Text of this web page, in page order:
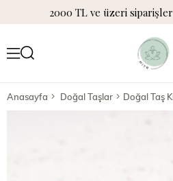
2000 TL ve üzeri
Anasayfa Doğal Taşlar Doğal Taş